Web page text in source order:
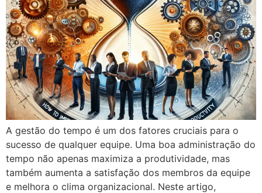
A gestão do tempo é um dos fatores cruciais para o
sucesso de qualquer equipe. Uma boa administração do
tempo não apenas maximiza a produtividade, mas
também aumenta a satisfação dos membros da equipe
e melhora o clima organizacional. Neste artigo,